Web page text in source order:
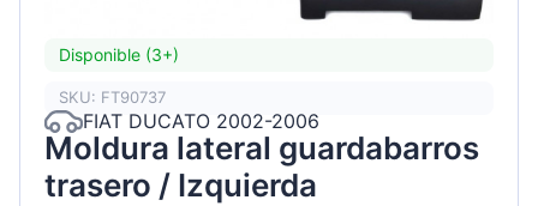
Disponible (3+)
SKU: FT90737
FIAT DUCATO 2002-2006
Moldura lateral guardabarros
trasero / Izquierda